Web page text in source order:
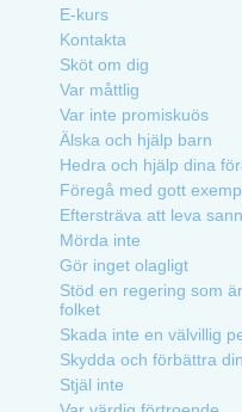
E-kurs
Kontakta
Sköt om dig
Var måttlig
Var inte promiskuös
Älska och hjälp barn
Hedra och hjälp dina
Föregå med gott
Eftersträva att leva
Mörda inte
Gör inget olagligt
Stöd en regering som
folket
Skada inte en välvillig
Skydda och förbättra
Stjäl inte